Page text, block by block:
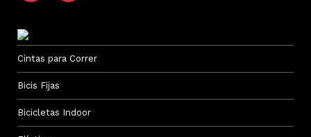
Cintas para Correr
Bicis Fijas
Bicicletas Indoor